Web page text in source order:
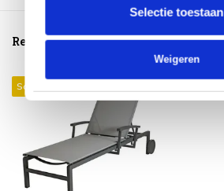
Selectie toestaan
Weigeren
Reeds bekeken
Sale 49%